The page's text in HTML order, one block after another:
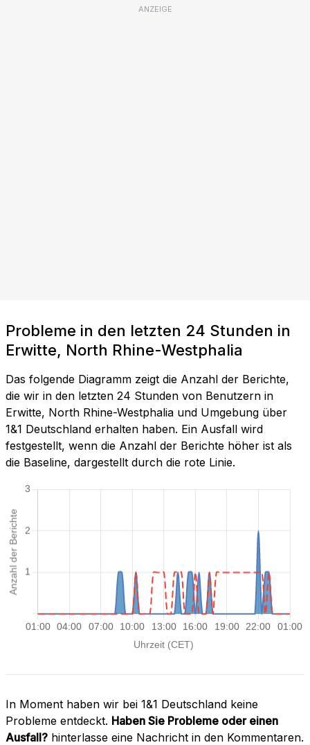
ANZEIGE
Probleme in den letzten 24 Stunden in
Erwitte, North Rhine-Westphalia
Das folgende Diagramm zeigt die Anzahl der Berichte,
die wir in den letzten 24 Stunden von Benutzern in
Erwitte, North Rhine-Westphalia und Umgebung über
1&1 Deutschland erhalten haben. Ein Ausfall wird
festgestellt, wenn die Anzahl der Berichte höher ist als
die Baseline, dargestellt durch die rote Linie.
In Moment haben wir bei 1&1 Deutschland keine
Probleme entdeckt. Haben Sie Probleme oder einen
Ausfall? hinterlasse eine Nachricht in den Kommentaren.